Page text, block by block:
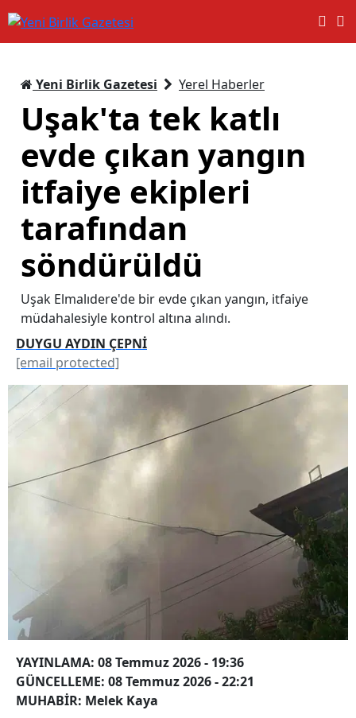
Yeni Birlik Gazetesi Yerel Haberler
Uşak'ta tek katlı
evde çıkan yangın
itfaiye ekipleri
tarafından
söndürüldü
Uşak Elmalıdere'de bir evde çıkan yangın, itfaiye
müdahalesiyle kontrol altına alındı.
DUYGU AYDIN ÇEPNİ
[email protected]
YAYINLAMA: 08 Temmuz 2026 - 19:36
GÜNCELLEME: 08 Temmuz 2026 - 22:21
MUHABİR: Melek Kaya